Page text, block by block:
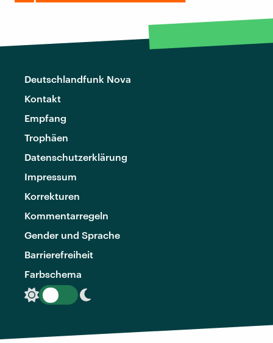
Deutschlandfunk Nova
Kontakt
Empfang
Trophäen
Datenschutzerklärung
Impressum
Korrekturen
Kommentarregeln
Gender und Sprache
Barrierefreiheit
Farbschema